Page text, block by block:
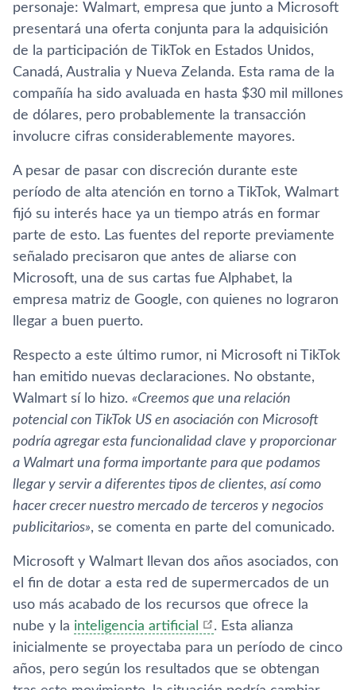
personaje: Walmart, empresa que junto a Microsoft
presentará una oferta conjunta para la adquisición
de la participación de TikTok en Estados Unidos,
Canadá, Australia y Nueva Zelanda. Esta rama de la
compañía ha sido avaluada en hasta $30 mil millones
de dólares, pero probablemente la transacción
involucre cifras considerablemente mayores.
A pesar de pasar con discreción durante este
período de alta atención en torno a TikTok, Walmart
fijó su interés hace ya un tiempo atrás en formar
parte de esto. Las fuentes del reporte previamente
señalado precisaron que antes de aliarse con
Microsoft, una de sus cartas fue Alphabet, la
empresa matriz de Google, con quienes no lograron
llegar a buen puerto.
Respecto a este último rumor, ni Microsoft ni TikTok
han emitido nuevas declaraciones. No obstante,
Walmart sí lo hizo. «Creemos que una relación
potencial con TikTok US en asociación con Microsoft
podría agregar esta funcionalidad clave y proporcionar
a Walmart una forma importante para que podamos
llegar y servir a diferentes tipos de clientes, así como
hacer crecer nuestro mercado de terceros y negocios
publicitarios», se comenta en parte del comunicado.
Microsoft y Walmart llevan dos años asociados, con
el fin de dotar a esta red de supermercados de un
uso más acabado de los recursos que ofrece la
nube y la inteligencia artificial
. Esta alianza
inicialmente se proyectaba para un período de cinco
años, pero según los resultados que se obtengan